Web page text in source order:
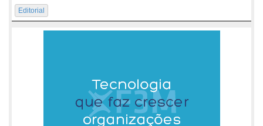
Editorial